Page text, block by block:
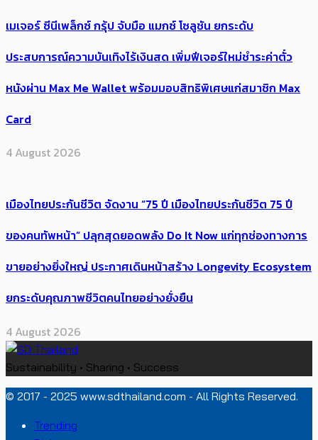
เมเจอร์ ซีนีเพล็กซ์ กรุ้ป จับมือ แมกซ์ โซลูชัน ยกระดับ
ประสบการณ์ความบันเทิงไร้เงินสด เพิ่มฟีเจอร์ใหม่ชำระค่าตั๋ว
หนังผ่าน Max Me Wallet พร้อมมอบสิทธิพิเศษแก่สมาชิก Max
Card
4 August 2026
เมืองไทยประกันชีวิต จัดงาน “75 ปี เมืองไทยประกันชีวิต 75 ปี
ของคนทัพหน้า” ปลุกสุดยอดพลัง Do It Now แก่ทุกช่องทางการ
ขายอย่างยิ่งใหญ่ ประกาศเดินหน้าสร้าง Longevity Ecosystem
ยกระดับคุณภาพชีวิตคนไทยอย่างยั่งยืน
4 August 2026
Sustainability • Sharing • Success
© 2017 - 2025 www.sdthailand.com - All Rights Reserved.
Trending